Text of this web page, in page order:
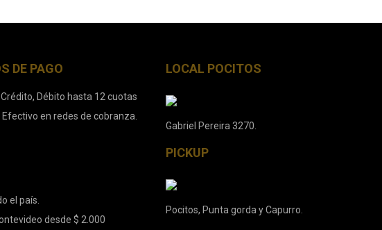
DE PAGO
Débito hasta 12 cuotas
en redes de cobranza.
el país.
desde $ 2.000
LOCAL POCITOS
Gabriel Pereira 3270.
PICKUP
Pocitos, Punta gorda y Capurro.